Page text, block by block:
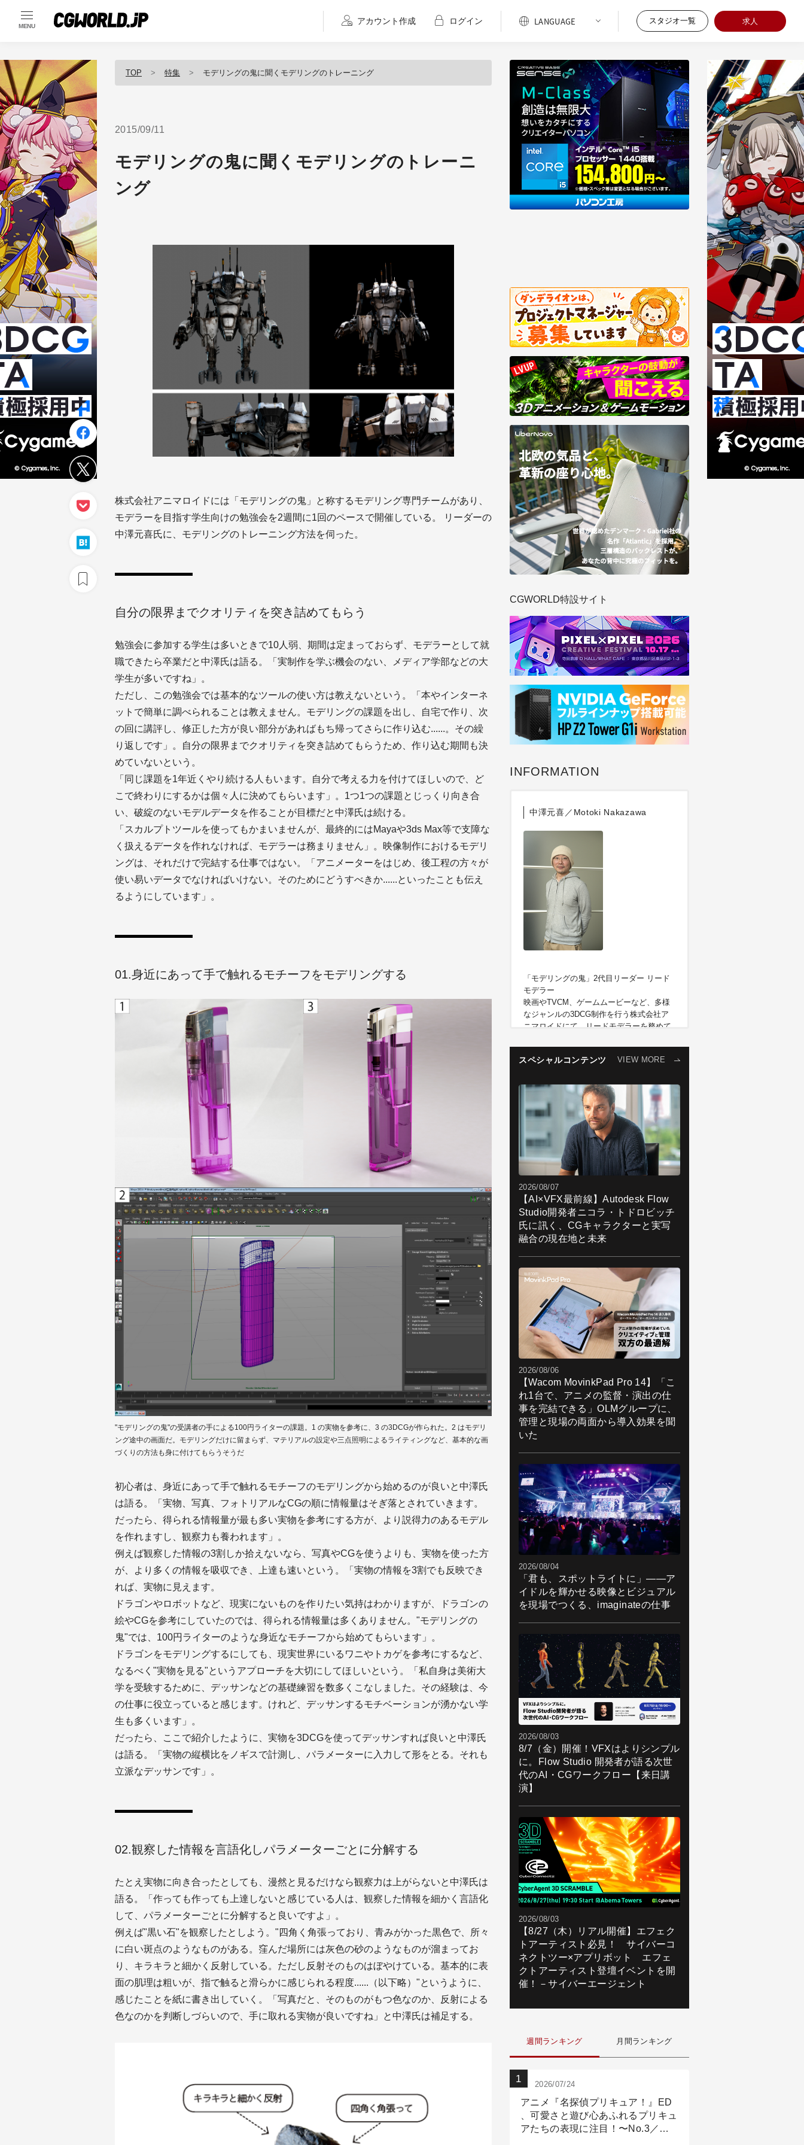
MENU
アカウント作成 ログイン スタジオ一覧 求人
TOP 特集 モデリングの鬼に聞くモデリングのトレーニング
2015/09/11
モデリングの鬼に聞くモデリングのトレーニ
ング
株式会社アニマロイドには「モデリングの鬼」と称するモデリング専門チームがあり、
モデラーを目指す学生向けの勉強会を2週間に1回のペースで開催している。 リーダーの
中澤元喜氏に、モデリングのトレーニング方法を伺った。
自分の限界までクオリティを突き詰めてもらう
勉強会に参加する学生は多いときで10人弱、期間は定まっておらず、モデラーとして就
職できたら卒業だと中澤氏は語る。「実制作を学ぶ機会のない、メディア学部などの大
学生が多いですね」。
ただし、この勉強会では基本的なツールの使い方は教えないという。「本やインターネ
ットで簡単に調べられることは教えません。モデリングの課題を出し、自宅で作り、次
の回に講評し、修正した方が良い部分があればもち帰ってさらに作り込む......。その繰
り返しです」。自分の限界までクオリティを突き詰めてもらうため、作り込む期間も決
めていないという。
「同じ課題を1年近くやり続ける人もいます。自分で考える力を付けてほしいので、ど
こで終わりにするかは個々人に決めてもらいます」。1つ1つの課題とじっくり向き合
い、破綻のないモデルデータを作ることが目標だと中澤氏は続ける。
「スカルプトツールを使ってもかまいませんが、最終的にはMayaや3ds Max等で支障な
く扱えるデータを作れなければ、モデラーは務まりません」。映像制作におけるモデリ
ングは、それだけで完結する仕事ではない。「アニメーターをはじめ、後工程の方々が
使い易いデータでなければいけない。そのためにどうすべきか......といったことも伝え
るようにしています」。
01.身近にあって手で触れるモチーフをモデリングする
"モデリングの鬼"の受講者の手による100円ライターの課題。1 の実物を参考に、3 の3DCGが作られた。2 はモデリ
ング途中の画面だ。モデリングだけに留まらず、マテリアルの設定や三点照明によるライティングなど、基本的な画
づくりの方法も身に付けてもらうそうだ
初心者は、身近にあって手で触れるモチーフのモデリングから始めるのが良いと中澤氏
は語る。「実物、写真、フォトリアルなCGの順に情報量はそぎ落とされていきます。
だったら、得られる情報量が最も多い実物を参考にする方が、より説得力のあるモデル
を作れますし、観察力も養われます」。
例えば観察した情報の3割しか拾えないなら、写真やCGを使うよりも、実物を使った方
が、より多くの情報を吸収でき、上達も速いという。「実物の情報を3割でも反映でき
れば、実物に見えます。
ドラゴンやロボットなど、現実にないものを作りたい気持はわかりますが、ドラゴンの
絵やCGを参考にしていたのでは、得られる情報量は多くありません。"モデリングの
鬼"では、100円ライターのような身近なモチーフから始めてもらいます」。
ドラゴンをモデリングするにしても、現実世界にいるワニやトカゲを参考にするなど、
なるべく"実物を見る"というアプローチを大切にしてほしいという。「私自身は美術大
学を受験するために、デッサンなどの基礎練習を数多くこなしました。その経験は、今
の仕事に役立っていると感じます。けれど、デッサンするモチベーションが湧かない学
生も多くいます」。
だったら、ここで紹介したように、実物を3DCGを使ってデッサンすれば良いと中澤氏
は語る。「実物の縦横比をノギスで計測し、パラメーターに入力して形をとる。それも
立派なデッサンです」。
02.観察した情報を言語化しパラメーターごとに分解する
たとえ実物に向き合ったとしても、漫然と見るだけなら観察力は上がらないと中澤氏は
語る。「作っても作っても上達しないと感じている人は、観察した情報を細かく言語化
して、パラメーターごとに分解すると良いですよ」。
例えば"黒い石"を観察したとしよう。"四角く角張っており、青みがかった黒色で、所々
に白い斑点のようなものがある。窪んだ場所には灰色の砂のようなものが溜まってお
り、キラキラと細かく反射している。ただし反射そのものはぼやけている。基本的に表
面の肌理は粗いが、指で触ると滑らかに感じられる程度......（以下略）"というように、
感じたことを紙に書き出していく。「写真だと、そのものがもつ色なのか、反射による
色なのかを判断しづらいので、手に取れる実物が良いですね」と中澤氏は補足する。
CGWORLD特設サイト
INFORMATION
中澤元喜／Motoki Nakazawa
「モデリングの鬼」2代目リーダー リード
モデラー
映画やTVCM、ゲームムービーなど、多様
なジャンルの3DCG制作を行う株式会社ア
ニマロイドにて、リードモデラーを務めて
モチーフを手がける。そのため「モデリン
されるそうだ。
株式会社アニマロイド
http://www.animaroid.com/
スペシャルコンテンツ VIEW MORE
2026/08/07
【AI×VFX最前線】Autodesk Flow
Studio開発者ニコラ・トドロビッチ
氏に訊く、CGキャラクターと実写
融合の現在地と未来
2026/08/06
【Wacom MovinkPad Pro 14】「こ
れ1台で、アニメの監督・演出の仕
事を完結できる」OLMグループに、
管理と現場の両面から導入効果を聞
いた
2026/08/04
「君も、スポットライトに」――ア
イドルを輝かせる映像とビジュアル
を現場でつくる、imaginateの仕事
2026/08/03
8/7（金）開催！VFXはよりシンプル
に。Flow Studio 開発者が語る次世
代のAI・CGワークフロー【来日講
演】
2026/08/03
【8/27（木）リアル開催】エフェク
トアーティスト必見！ サイバーコ
ネクトツー×アプリボット エフェ
クトアーティスト登壇イベントを開
催！－サイバーエージェント
週間ランキング 月間ランキング
2026/07/24
アニメ『名探偵プリキュア！』ED
、可愛さと遊び心あふれるプリキュ
アたちの表現に注目！〜No.3／ア